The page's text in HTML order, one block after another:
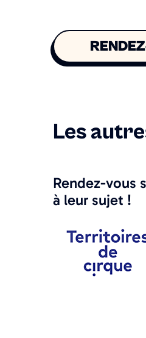
Les
Rendez-vous
à leur sujet !